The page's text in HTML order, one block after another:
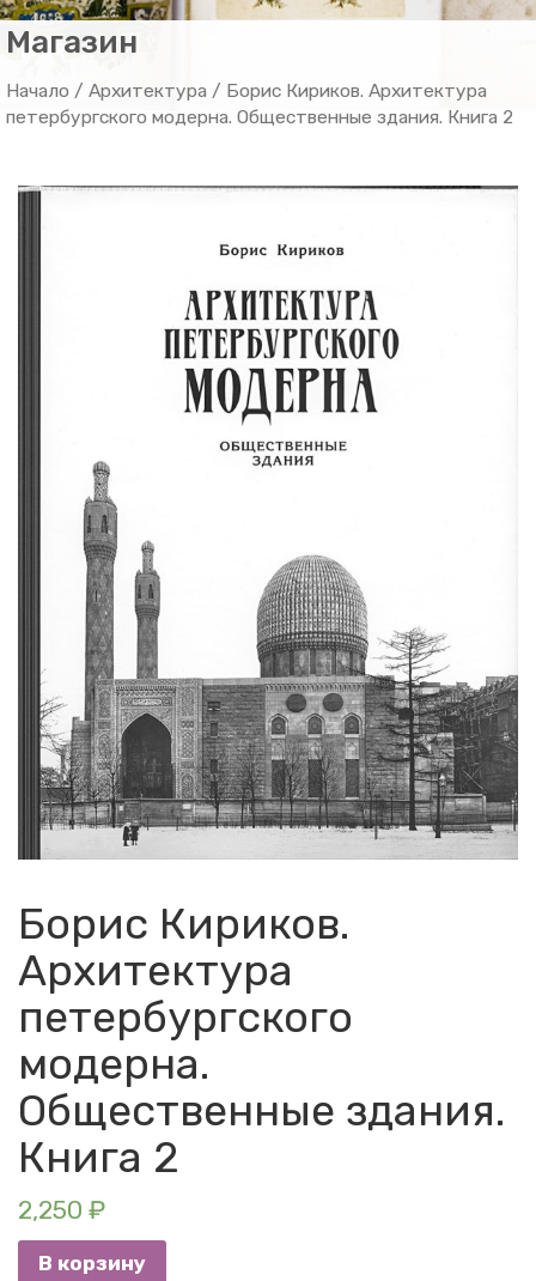
Магазин
Начало / Архитектура / Борис Кириков. Архитектура
петербургского модерна. Общественные здания. Книга 2
Борис Кириков.
Архитектура
петербургского
модерна.
Общественные здания.
Книга 2
2,250 ₽
В корзину